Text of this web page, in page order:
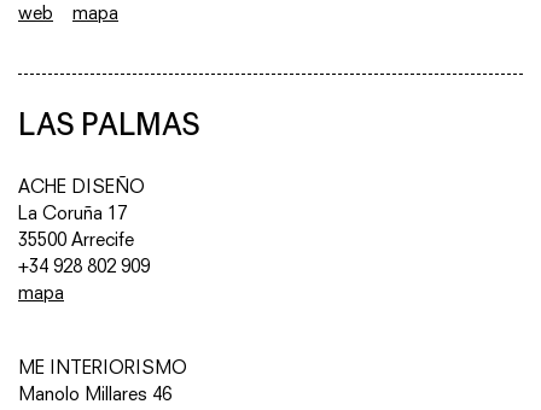
web mapa
LAS PALMAS
ACHE DISEÑO
La Coruña 17
35500 Arrecife
+34 928 802 909
mapa
ME INTERIORISMO
Manolo Millares 46